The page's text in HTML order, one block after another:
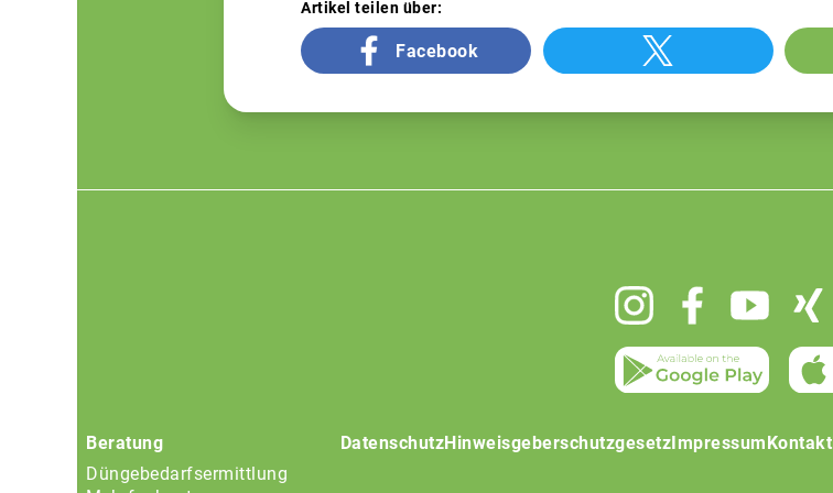
Artikel teilen über:
Facebook
Beratung
Düngebedarfsermittlung
DatenschutzHinweisgeberschutzgesetz Impressum Kontakt